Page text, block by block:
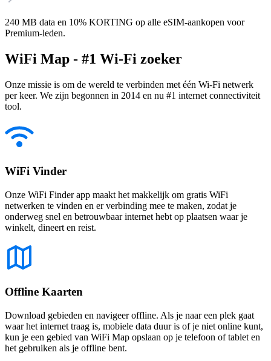
240 MB data en 10% KORTING op alle eSIM-aankopen voor
Premium-leden.
WiFi Map - #1 Wi-Fi zoeker
Onze missie is om de wereld te verbinden met één Wi-Fi netwerk
per keer. We zijn begonnen in 2014 en nu #1 internet connectiviteit
tool.
WiFi Vinder
Onze WiFi Finder app maakt het makkelijk om gratis WiFi
netwerken te vinden en er verbinding mee te maken, zodat je
onderweg snel en betrouwbaar internet hebt op plaatsen waar je
winkelt, dineert en reist.
Offline Kaarten
Download gebieden en navigeer offline. Als je naar een plek gaat
waar het internet traag is, mobiele data duur is of je niet online kunt,
kun je een gebied van WiFi Map opslaan op je telefoon of tablet en
het gebruiken als je offline bent.